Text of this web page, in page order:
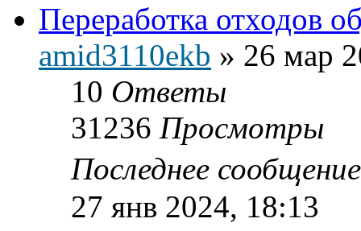
Переработка отходов
amid3110ekb » 26 мар
10 Ответы
31236 Просмотры
Последнее
27 янв 2024, 18:13